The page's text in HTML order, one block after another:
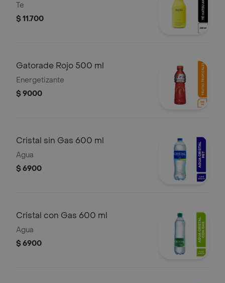
Te
$ 11.700
Gatorade Rojo 500 ml
Energetizante
$ 9000
Cristal sin Gas 600 ml
Agua
$ 6900
Cristal con Gas 600 ml
Agua
$ 6900